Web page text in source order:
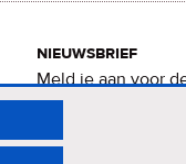
nieuwsbrief
Meld je aan voor
Verrukkelijke 15-